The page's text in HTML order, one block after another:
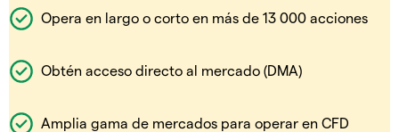
Opera en largo o corto en más de 13 000 acciones
Obtén acceso directo al mercado (DMA)
Amplia gama de mercados para operar en CFD